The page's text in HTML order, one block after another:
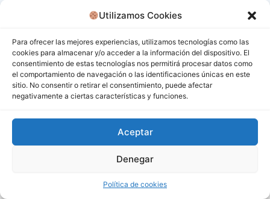
Utilizamos Cookies
Para ofrecer las mejores experiencias, utilizamos tecnologías como las
cookies para almacenar y/o acceder a la información del dispositivo. El
consentimiento de estas tecnologías nos permitirá procesar datos como
el comportamiento de navegación o las identificaciones únicas en este
sitio. No consentir o retirar el consentimiento, puede afectar
negativamente a ciertas características y funciones.
Aceptar
Denegar
Política de cookies
Todos los derechos © 2026 San Miguel De Los Bancos |